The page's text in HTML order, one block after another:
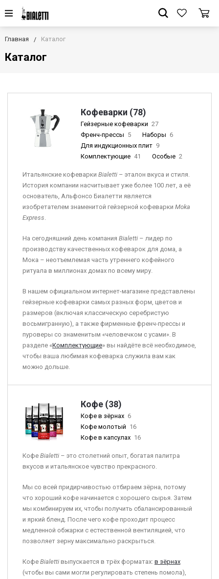
Главная Каталог
Каталог
Кофеварки (78)
Гейзерные кофеварки 27
Френч-прессы 5 Наборы 6
Для индукционных плит 9
Комплектующие 41 Особые 2
Итальянские кофеварки Bialetti – эталон вкуса и стиля.
История компании насчитывает уже более 100 лет, а её
основатель, Альфонсо Биалетти является
изобретателем знаменитой гейзерной кофеварки Moka
Express.
На сегодняшний день компания Bialetti – лидер по
производству качественных кофеварок для дома, а
Мока – неотъемлемая часть утреннего кофейного
ритуала в миллионах домах по всему миру.
В нашем официальном интернет-магазине представлены
гейзерные кофеварки самых разных форм, цветов и
размеров (включая классическую серебристую
восьмигранную), а также фирменные френч-прессы и
пуроверы со знаменитым «человечком с усами». В
разделе «Комплектующие» вы найдёте всё необходимое,
чтобы ваша любимая кофеварка служила вам как
можно дольше.
Кофе (38)
Кофе в зёрнах 6
Кофе молотый 16
Кофе в капсулах 16
Кофе Bialetti – это столетний опыт, богатая палитра
вкусов и итальянское чувство прекрасного.
Мы со всей придирчивостью отбираем зёрна, потому
что хороший кофе начинается с хорошего сырья. Затем
мы комбинируем их, чтобы получить сбалансированный
и яркий бленд. После чего кофе проходит процесс
медленной обжарки с естественной вентиляцией, что
позволяет зерну максимально раскрыться.
Кофе Bialetti выпускается в трёх форматах: в зёрнах
(чтобы вы сами могли регулировать степень помола),